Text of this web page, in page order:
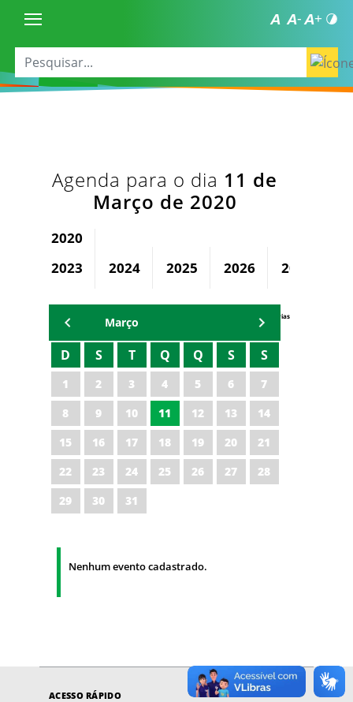
Agenda para o dia 11 de
Março de 2020
2020
2023
2024 2025 2026 2027
Agenda Secretárias
Março
D S T Q Q S S
1 2 3 4 5 6
7
8
9 10 11 12 13
14
15
16 17 18 19 20
21
22
23 24 25 26 27
28
29
30 31
Nenhum evento cadastrado.
ACESSO RÁPIDO